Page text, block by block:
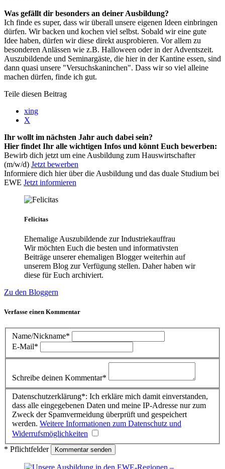
Was gefällt dir besonders an deiner Ausbildung?
Ich finde es super, dass wir überall unsere eigenen Ideen einbringen
dürfen. Wir backen und kochen viel selbst. Sobald wir eine gute
Idee haben, dürfen wir diese direkt ausprobieren. Vor allem zu
besonderen Anlässen wie z.B. Halloween oder in der Adventszeit.
Auszubildende und Seminargäste, die hier in der Kantine essen, sind
dann quasi unsere "Versuchskaninchen". Dass wir so viel alleine
machen dürfen, finde ich gut.
Teile diesen Beitrag
xing
X
Ihr wollt im nächsten Jahr auch dabei sein?
Hier findet Ihr alle wichtigen Infos und könnt Euch bewerben:
Bewirb dich jetzt um eine Ausbildung zum Hauswirtschafter
(m/w/d) Jetzt bewerben
Informiere dich hier über die Ausbildung und das duale Studium bei
EWE Jetzt informieren
Felicitas
Ehemalige Auszubildende zur Industriekauffrau
Wir möchten Euch die besten und informativsten
Beiträge unserer ehemaligen Blogger weiterhin auf
unserem Blog zur Verfügung stellen. Daher haben wir
diese für Euch archiviert.
Zu den Bloggern
Verfasse einen Kommentar
Name/Nickname*
E-Mail*
Schreibe deinen Kommentar*
Datenschutzerklärung*: Ich erkläre mich damit einverstanden,
dass alle eingegebenen Daten und meine IP-Adresse nur zum
Zweck der Spamvermeidung überprüft und gespeichert
werden. Weitere Informationen zum Datenschutz und
Widerrufsmöglichkeiten
* Pflichtfelder